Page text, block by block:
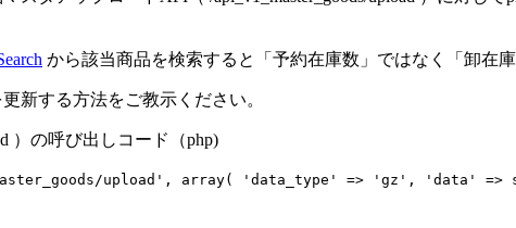
から該当商品を検索すると「予約在庫数」ではなく「卸在
新する方法をご教示ください。
）の呼び出しコード（php)
upload', array( 'data_type' => 'gz', 'data' =>